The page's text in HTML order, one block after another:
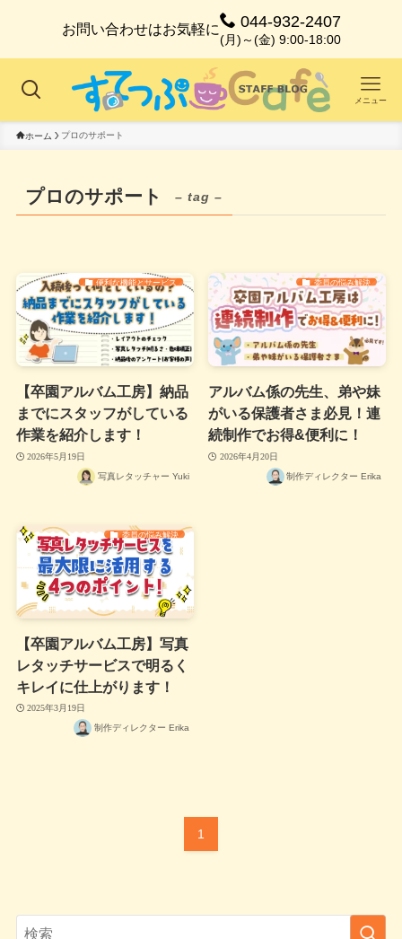
お問い合わせはお気軽に 044-932-2407
(月)～(金) 9:00-18:00
メニュー
ホーム プロのサポート
プロのサポート – tag –
便利な機能とサービス
【卒園アルバム工房】納品
までにスタッフがしている
作業を紹介します！
2026年5月19日
写真レタッチャー Yuki
委員の悩み解決
アルバム係の先生、弟や妹
がいる保護者さま必見！連
続制作でお得&便利に！
2026年4月20日
制作ディレクター Erika
委員の悩み解決
【卒園アルバム工房】写真
レタッチサービスで明るく
キレイに仕上がります！
2025年3月19日
制作ディレクター Erika
1